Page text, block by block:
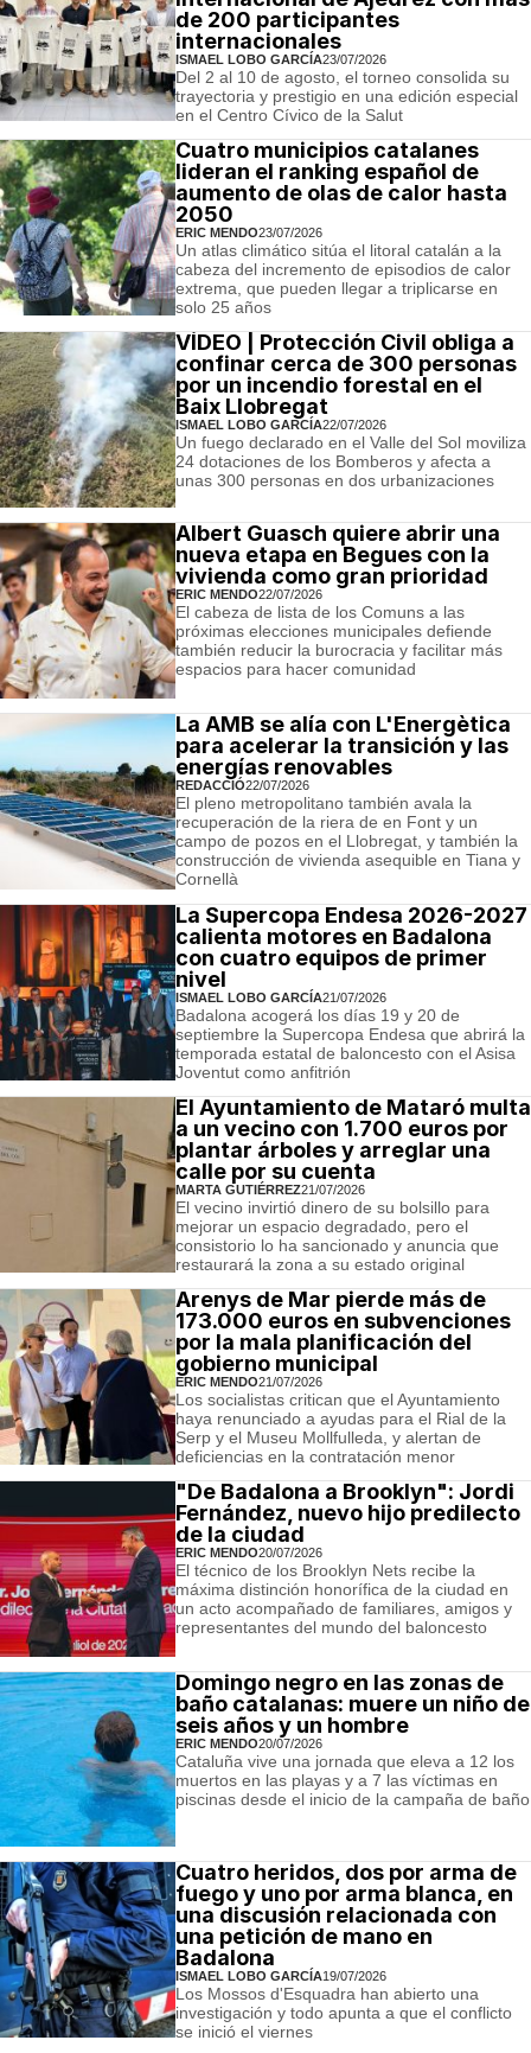
de 200 participantes
internacionales
ISMAEL LOBO GARCÍA23/07/2026
Del 2 al 10 de agosto, el torneo consolida su
trayectoria y prestigio en una edición especial
en el Centro Cívico de la Salut
Cuatro municipios catalanes
lideran el ranking español de
aumento de olas de calor hasta
2050
ERIC MENDO23/07/2026
Un atlas climático sitúa el litoral catalán a la
cabeza del incremento de episodios de calor
extrema, que pueden llegar a triplicarse en
solo 25 años
VÍDEO | Protección Civil obliga a
confinar cerca de 300 personas
por un incendio forestal en el
Baix Llobregat
ISMAEL LOBO GARCÍA22/07/2026
Un fuego declarado en el Valle del Sol moviliza
24 dotaciones de los Bomberos y afecta a
unas 300 personas en dos urbanizaciones
Albert Guasch quiere abrir una
nueva etapa en Begues con la
vivienda como gran prioridad
ERIC MENDO22/07/2026
El cabeza de lista de los Comuns a las
próximas elecciones municipales defiende
también reducir la burocracia y facilitar más
espacios para hacer comunidad
La AMB se alía con L'Energètica
para acelerar la transición y las
energías renovables
REDACCIÓ22/07/2026
El pleno metropolitano también avala la
recuperación de la riera de en Font y un
campo de pozos en el Llobregat, y también la
construcción de vivienda asequible en Tiana y
Cornellà
La Supercopa Endesa 2026-2027
calienta motores en Badalona
con cuatro equipos de primer
nivel
ISMAEL LOBO GARCÍA21/07/2026
Badalona acogerá los días 19 y 20 de
septiembre la Supercopa Endesa que abrirá la
temporada estatal de baloncesto con el Asisa
Joventut como anfitrión
El Ayuntamiento de Mataró multa
a un vecino con 1.700 euros por
plantar árboles y arreglar una
calle por su cuenta
MARTA GUTIÉRREZ21/07/2026
El vecino invirtió dinero de su bolsillo para
mejorar un espacio degradado, pero el
consistorio lo ha sancionado y anuncia que
restaurará la zona a su estado original
Arenys de Mar pierde más de
173.000 euros en subvenciones
por la mala planificación del
gobierno municipal
ERIC MENDO21/07/2026
Los socialistas critican que el Ayuntamiento
haya renunciado a ayudas para el Rial de la
Serp y el Museu Mollfulleda, y alertan de
deficiencias en la contratación menor
"De Badalona a Brooklyn": Jordi
Fernández, nuevo hijo predilecto
de la ciudad
ERIC MENDO20/07/2026
El técnico de los Brooklyn Nets recibe la
máxima distinción honorífica de la ciudad en
un acto acompañado de familiares, amigos y
representantes del mundo del baloncesto
Domingo negro en las zonas de
baño catalanas: muere un niño de
seis años y un hombre
ERIC MENDO20/07/2026
Cataluña vive una jornada que eleva a 12 los
muertos en las playas y a 7 las víctimas en
piscinas desde el inicio de la campaña de baño
Cuatro heridos, dos por arma de
fuego y uno por arma blanca, en
una discusión relacionada con
una petición de mano en
Badalona
ISMAEL LOBO GARCÍA19/07/2026
Los Mossos d'Esquadra han abierto una
investigación y todo apunta a que el conflicto
se inició el viernes